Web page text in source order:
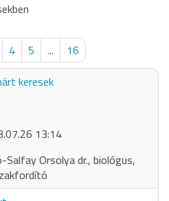
4 5 ...
16
keresek
13:14
Salfay Orsolya dr., biológus,